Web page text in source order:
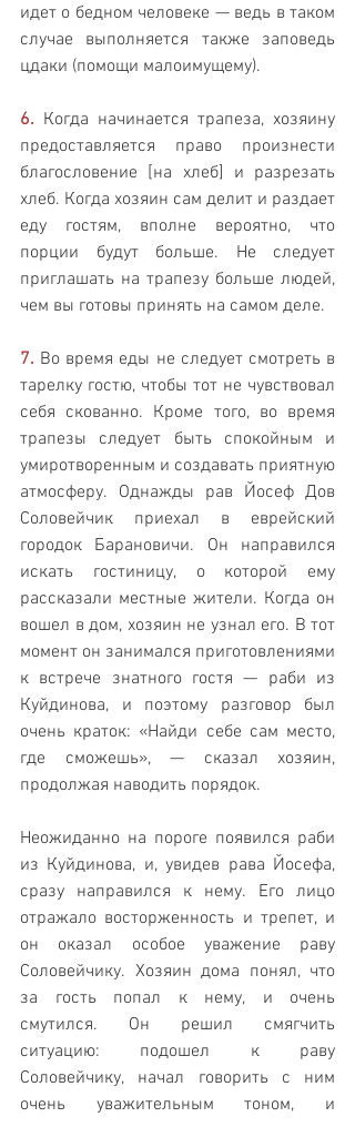
идет о бедном человеке — ведь в таком
случае выполняется также заповедь
цдаки (помощи малоимущему).
6. Когда начинается трапеза, хозяину
предоставляется право произнести
благословение [на хлеб] и разрезать
хлеб. Когда хозяин сам делит и раздает
еду гостям, вполне вероятно, что
порции будут больше. Не следует
приглашать на трапезу больше людей,
чем вы готовы принять на самом деле.
7. Во время еды не следует смотреть в
тарелку гостю, чтобы тот не чувствовал
себя скованно. Кроме того, во время
трапезы следует быть спокойным и
умиротворенным и создавать приятную
атмосферу. Однажды рав Йосеф Дов
Соловейчик приехал в еврейский
городок Барановичи. Он направился
искать гостиницу, о которой ему
рассказали местные жители. Когда он
вошел в дом, хозяин не узнал его. В тот
момент он занимался приготовлениями
к встрече знатного гостя — раби из
Куйдинова, и поэтому разговор был
очень краток: «Найди себе сам место,
где сможешь», — сказал хозяин,
продолжая наводить порядок.
Неожиданно на пороге появился раби
из Куйдинова, и, увидев рава Йосефа,
сразу направился к нему. Его лицо
отражало восторженность и трепет, и
он оказал особое уважение раву
Соловейчику. Хозяин дома понял, что
за гость попал к нему, и очень
смутился. Он решил смягчить
ситуацию: подошел к раву
Соловейчику, начал говорить с ним
очень уважительным тоном, и